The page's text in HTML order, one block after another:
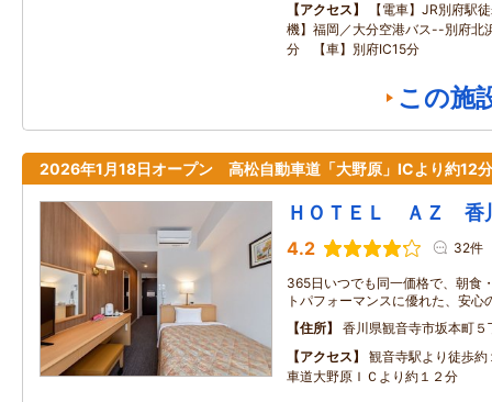
アクセス
【電車】JR別府駅
機】福岡／大分空港バス--別府北
分 【車】別府IC15分
この施
2026年1月18日オープン 高松自動車道「大野原」ICより約12分
ＨＯＴＥＬ ＡＺ 香
4.2 32件
365日いつでも同一価格で、朝食
トパフォーマンスに優れた、安
住所
香川県観音寺市坂本町
アクセス
観音寺駅より徒歩
車道大野原ＩＣより約１２分